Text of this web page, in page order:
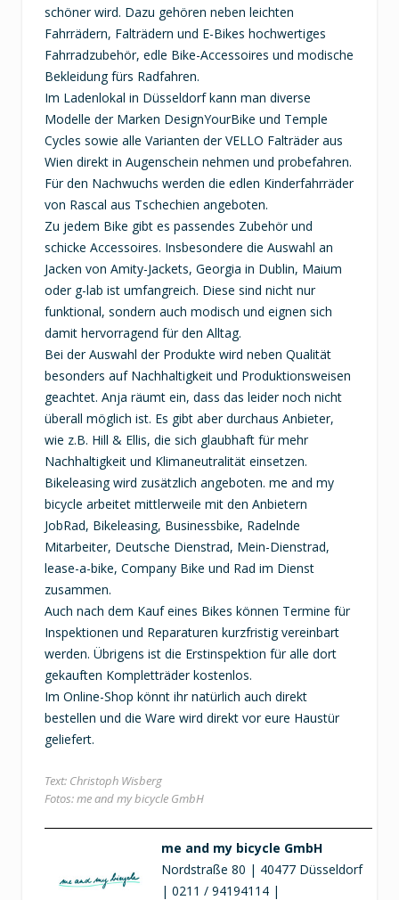
schöner wird. Dazu gehören neben leichten
Fahrrädern, Falträdern und E-Bikes hochwertiges
Fahrradzubehör, edle Bike-Accessoires und modische
Bekleidung fürs Radfahren.
Im Ladenlokal in Düsseldorf kann man diverse
Modelle der Marken DesignYourBike und Temple
Cycles sowie alle Varianten der VELLO Falträder aus
Wien direkt in Augenschein nehmen und probefahren.
Für den Nachwuchs werden die edlen Kinderfahrräder
von Rascal aus Tschechien angeboten.
Zu jedem Bike gibt es passendes Zubehör und
schicke Accessoires. Insbesondere die Auswahl an
Jacken von Amity-Jackets, Georgia in Dublin, Maium
oder g-lab ist umfangreich. Diese sind nicht nur
funktional, sondern auch modisch und eignen sich
damit hervorragend für den Alltag.
Bei der Auswahl der Produkte wird neben Qualität
besonders auf Nachhaltigkeit und Produktionsweisen
geachtet. Anja räumt ein, dass das leider noch nicht
überall möglich ist. Es gibt aber durchaus Anbieter,
wie z.B. Hill & Ellis, die sich glaubhaft für mehr
Nachhaltigkeit und Klimaneutralität einsetzen.
Bikeleasing wird zusätzlich angeboten. me and my
bicycle arbeitet mittlerweile mit den Anbietern
JobRad, Bikeleasing, Businessbike, Radelnde
Mitarbeiter, Deutsche Dienstrad, Mein-Dienstrad,
lease-a-bike, Company Bike und Rad im Dienst
zusammen.
Auch nach dem Kauf eines Bikes können Termine für
Inspektionen und Reparaturen kurzfristig vereinbart
werden. Übrigens ist die Erstinspektion für alle dort
gekauften Kompletträder kostenlos.
Im Online-Shop könnt ihr natürlich auch direkt
bestellen und die Ware wird direkt vor eure Haustür
geliefert.
Text: Christoph Wisberg
Fotos: me and my bicycle GmbH
me and my bicycle GmbH
Nordstraße 80 | 40477 Düsseldorf
| 0211 / 94194114 |